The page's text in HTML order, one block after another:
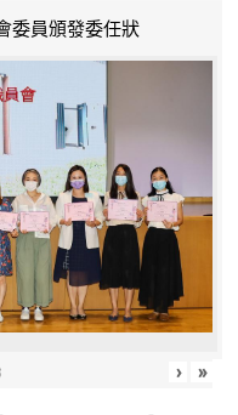
委員頒發委任狀
› »